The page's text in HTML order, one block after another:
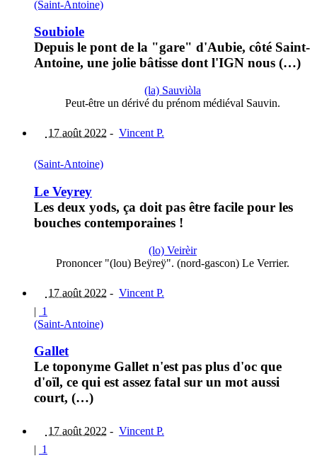
(Saint-Antoine)
Soubiole
Depuis le pont de la "gare" d'Aubie, côté Saint-
Antoine, une jolie bâtisse dont l'IGN nous (…)
(la) Sauviòla
Peut-être un dérivé du prénom médiéval Sauvin.
17 août 2022 - Vincent P.
(Saint-Antoine)
Le Veyrey
Les deux yods, ça doit pas être facile pour les
bouches contemporaines !
(lo) Veirèir
Prononcer "(lou) Beÿreÿ". (nord-gascon) Le Verrier.
17 août 2022 - Vincent P.
| 1
(Saint-Antoine)
Gallet
Le toponyme Gallet n'est pas plus d'oc que
d'oïl, ce qui est assez fatal sur un mot aussi
court, (…)
17 août 2022 - Vincent P.
| 1